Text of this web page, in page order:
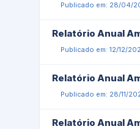
Publicado em: 28/04/
Relatório Anual
Publicado em: 12/12/
Relatório Anual
Publicado em: 28/11/
Relatório Anual